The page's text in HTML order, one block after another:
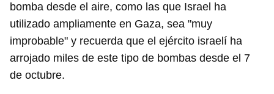
bomba desde el aire, como las que Israel ha
utilizado ampliamente en Gaza, sea "muy
improbable" y recuerda que el ejército israelí ha
arrojado miles de este tipo de bombas desde el 7
de octubre.